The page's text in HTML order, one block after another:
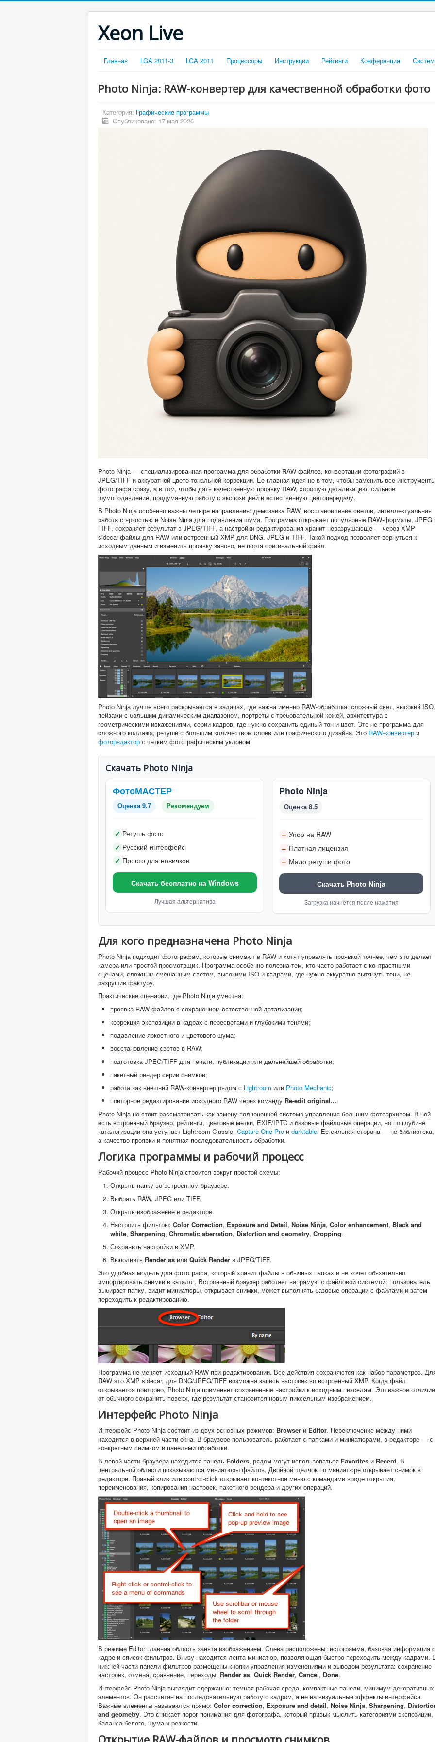
Xeon Live
Главная LGA 2011-3 LGA 2011 Процессоры Инструкции Рейтинги Конференция
Photo Ninja: RAW-конвертер для качественной обработки фото
Категория: Графические программы
Опубликовано: 17 мая 2026
Photo Ninja — специализированная программа для обработки RAW-файлов, конвертации фотографий в
JPEG/TIFF и аккуратной цвето-тональной коррекции. Ее главная идея не в том, чтобы заменить все инструменты
фотографа сразу, а в том, чтобы дать качественную проявку RAW, хорошую детализацию, сильное
шумоподавление, продуманную работу с экспозицией и естественную цветопередачу.
В Photo Ninja особенно важны четыре направления: демозаика RAW, восстановление светов, интеллектуальная
работа с яркостью и Noise Ninja для подавления шума. Программа открывает популярные RAW-форматы, JPEG
TIFF, сохраняет результат в JPEG/TIFF, а настройки редактирования хранит неразрушающе — через XMP
sidecar-файлы для RAW или встроенный XMP для DNG, JPEG и TIFF. Такой подход позволяет вернуться к
исходным данным и изменить проявку заново, не портя оригинальный файл.
Photo Ninja лучше всего раскрывается в задачах, где важна именно RAW-обработка: сложный свет, высокий ISO,
пейзажи с большим динамическим диапазоном, портреты с требовательной кожей, архитектура с
геометрическими искажениями, серии кадров, где нужно сохранить единый тон и цвет. Это не программа для
сложного коллажа, ретуши с большим количеством слоев или графического дизайна. Это RAW-конвертер и
фоторедактор с четким фотографическим уклоном.
Скачать Photo Ninja
ФотоМАСТЕР
Оценка 9.7 Рекомендуем
✓ Ретушь фото
✓ Русский интерфейс
✓ Просто для новичков
Скачать бесплатно на Windows
Лучшая альтернатива
Photo Ninja
Оценка 8.5
– Упор на RAW
– Платная лицензия
– Мало ретуши фото
Скачать Photo Ninja
Загрузка начнётся после нажатия
Для кого предназначена Photo Ninja
Photo Ninja подходит фотографам, которые снимают в RAW и хотят управлять проявкой точнее, чем это делает
камера или простой просмотрщик. Программа особенно полезна тем, кто часто работает с контрастными
сценами, сложным смешанным светом, высокими ISO и кадрами, где нужно аккуратно вытянуть тени, не
разрушив фактуру.
Практические сценарии, где Photo Ninja уместна:
проявка RAW-файлов с сохранением естественной детализации;
коррекция экспозиции в кадрах с пересветами и глубокими тенями;
подавление яркостного и цветового шума;
восстановление светов в RAW;
подготовка JPEG/TIFF для печати, публикации или дальнейшей обработки;
пакетный рендер серии снимков;
работа как внешний RAW-конвертер рядом с Lightroom или Photo Mechanic;
повторное редактирование исходного RAW через команду Re-edit original....
Photo Ninja не стоит рассматривать как замену полноценной системе управления большим фотоархивом. В ней
есть встроенный браузер, рейтинги, цветовые метки, EXIF/IPTC и базовые файловые операции, но по глубине
каталогизации она уступает Lightroom Classic, Capture One Pro и darktable. Ее сильная сторона — не библиотека,
а качество проявки и понятная последовательность обработки.
Логика программы и рабочий процесс
Рабочий процесс Photo Ninja строится вокруг простой схемы:
Открыть папку во встроенном браузере.
Выбрать RAW, JPEG или TIFF.
Открыть изображение в редакторе.
Настроить фильтры: Color Correction, Exposure and Detail, Noise Ninja, Color enhancement, Black and
white, Sharpening, Chromatic aberration, Distortion and geometry, Cropping.
Сохранить настройки в XMP.
Выполнить Render as или Quick Render в JPEG/TIFF.
Это удобная модель для фотографа, который хранит файлы в обычных папках и не хочет обязательно
импортировать снимки в каталог. Встроенный браузер работает напрямую с файловой системой: пользователь
выбирает папку, видит миниатюры, открывает снимки, может выполнять базовые операции с файлами и затем
переходить к редактированию.
Программа не меняет исходный RAW при редактировании. Все действия сохраняются как набор параметров.
RAW это XMP sidecar, для DNG/JPEG/TIFF возможна запись настроек во встроенный XMP. Когда файл
открывается повторно, Photo Ninja применяет сохраненные настройки к исходным пикселям. Это важное отличие
от обычного сохранить поверх, где результат становится новым пиксельным изображением.
Интерфейс Photo Ninja
Интерфейс Photo Ninja состоит из двух основных режимов: Browser и Editor. Переключение между ними
находится в верхней части окна. В браузере пользователь работает с папками и миниатюрами, в редакторе — с
конкретным снимком и панелями обработки.
В левой части браузера находится панель Folders, рядом могут использоваться Favorites и Recent. В
центральной области показываются миниатюры файлов. Двойной щелчок по миниатюре открывает снимок в
редакторе. Правый клик или control-click открывает контекстное меню с командами вроде открытия,
переименования, копирования настроек, пакетного рендера и других операций.
В режиме Editor главная область занята изображением. Слева расположены гистограмма, базовая информация о
кадре и список фильтров. Внизу находится лента миниатюр, позволяющая быстро переходить между кадрами.
нижней части панели фильтров размещены кнопки управления изменениями и выводом результата: сохранение
настроек, отмена, сравнение, переходы, Render as, Quick Render, Cancel, Done.
Интерфейс Photo Ninja выглядит сдержанно: темная рабочая среда, компактные панели, минимум декоративных
элементов. Он рассчитан на последовательную работу с кадром, а не на визуальные эффекты интерфейса.
Важные элементы называются прямо: Color correction, Exposure and detail, Noise Ninja, Sharpening,
and geometry. Это снижает порог понимания для фотографа, который привык мыслить категориями экспозиции,
баланса белого, шума и резкости.
Открытие RAW-файлов и просмотр снимков